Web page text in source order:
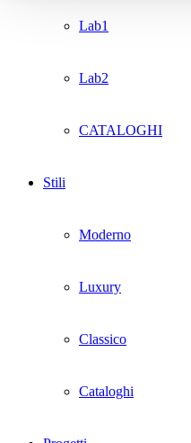
Lab1
Lab2
CATALOGHI
Stili
Moderno
Luxury
Classico
Cataloghi